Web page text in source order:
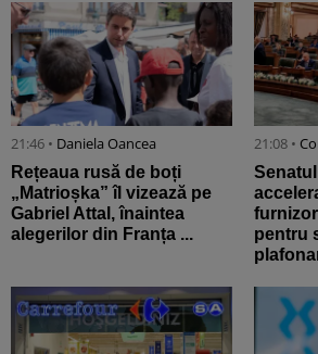
21:46 • Daniela Oancea
Rețeaua rusă de boți
„Matrioșka” îl vizează pe
Gabriel Attal, înaintea
alegerilor din Franța ...
21:08 •
pentru